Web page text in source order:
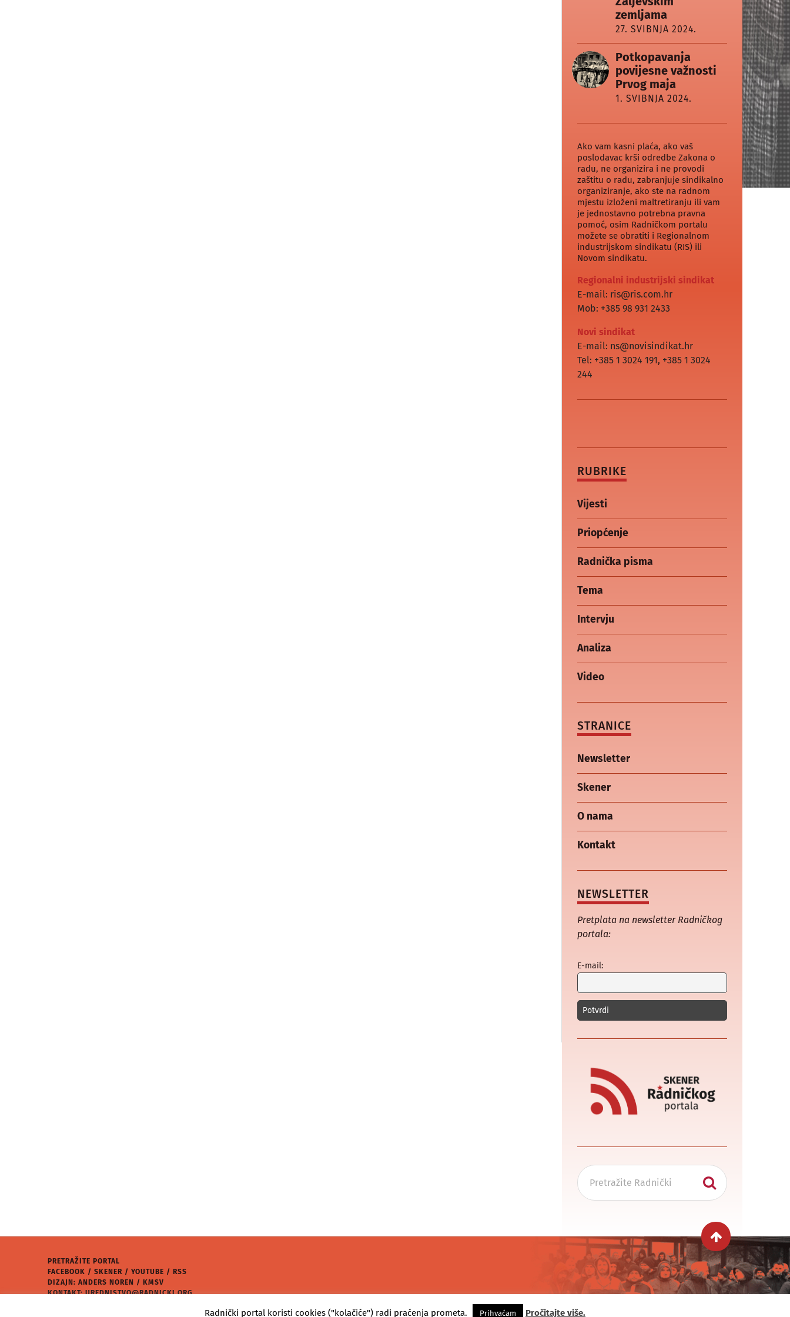
zemljama
27. SVIBNJA 2024.
Potkopavanja
povijesne važnosti
Prvog maja
1. SVIBNJA 2024.
Ako vam kasni plaća, ako vaš
poslodavac krši odredbe Zakona o
radu, ne organizira i ne provodi
zaštitu o radu, zabranjuje sindikalno
organiziranje, ako ste na radnom
mjestu izloženi maltretiranju ili vam
je jednostavno potrebna pravna
pomoć, osim Radničkom portalu
možete se obratiti i Regionalnom
industrijskom sindikatu (RIS) ili
Novom sindikatu.
Regionalni industrijski sindikat
E-mail: ris@ris.com.hr
Mob: +385 98 931 2433
Novi sindikat
E-mail: ns@novisindikat.hr
Tel: +385 1 3024 191, +385 1 3024
244
RUBRIKE
Vijesti
Priopćenje
Radnička pisma
Tema
Intervju
Analiza
Video
STRANICE
Newsletter
Skener
O nama
Kontakt
NEWSLETTER
Pretplata na newsletter Radničkog
portala:
E-mail:
PRETRAŽITE PORTAL
FACEBOOK / SKENER/ YOUTUBE / RSS
DIZAJN: ANDERS NOREN / KMSV
KONTAKT:UREDNISTVO@RADNICKI.ORG
Radnički portal koristi cookies ("kolačiće") radi praćenja prometa. Prihvaćam Pročitajte više.